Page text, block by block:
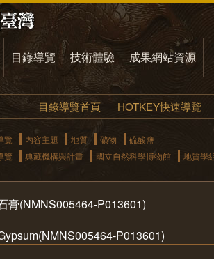
目錄導覽 技術體驗 成果網站資源
目錄導覽首頁 HOTKEY快速導覽
覽 內容主題 地質 礦物
硫酸鹽
覽 典藏機構與計畫 國立自然科學博物館 地質學
膏(NMNS005464-P013601)
P013601)